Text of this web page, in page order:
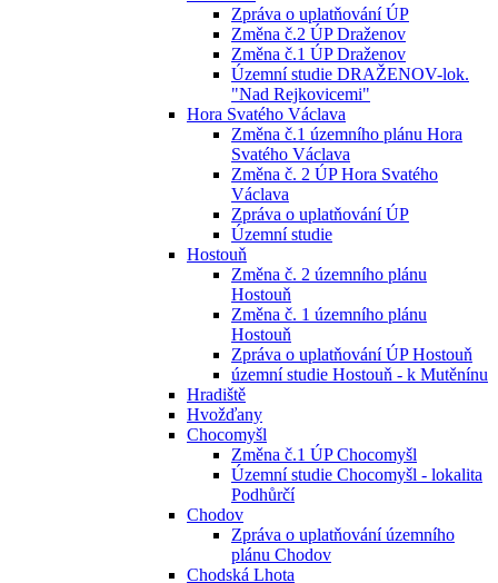
Zpráva o uplatňování ÚP
Změna č.2 ÚP Draženov
Změna č.1 ÚP Draženov
Územní studie DRAŽENOV-lok.
"Nad Rejkovicemi"
Hora Svatého Václava
Změna č.1 územního plánu Hora
Svatého Václava
Změna č. 2 ÚP Hora Svatého
Václava
Zpráva o uplatňování ÚP
Územní studie
Hostouň
Změna č. 2 územního plánu
Hostouň
Změna č. 1 územního plánu
Hostouň
Zpráva o uplatňování ÚP Hostouň
územní studie Hostouň - k Mutěnínu
Hradiště
Hvožďany
Chocomyšl
Změna č.1 ÚP Chocomyšl
Územní studie Chocomyšl - lokalita
Podhůrčí
Chodov
Zpráva o uplatňování územního
plánu Chodov
Chodská Lhota